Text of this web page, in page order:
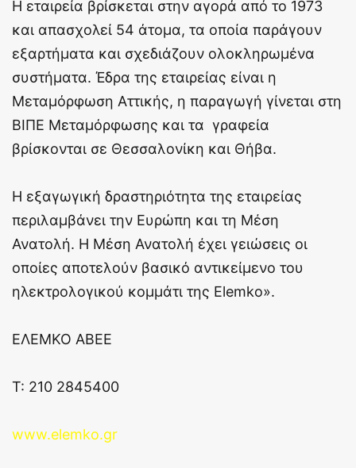
Η εταιρεία βρίσκεται στην αγορά από το 1973
και απασχολεί 54 άτομα, τα οποία παράγουν
εξαρτήματα και σχεδιάζουν ολοκληρωμένα
συστήματα. Έδρα της εταιρείας είναι η
Μεταμόρφωση Αττικής, η παραγωγή γίνεται στη
ΒΙΠΕ Μεταμόρφωσης και τα γραφεία
βρίσκονται σε Θεσσαλονίκη και Θήβα.
Η εξαγωγική δραστηριότητα της εταιρείας
περιλαμβάνει την Ευρώπη και τη Μέση
Ανατολή. Η Μέση Ανατολή έχει γειώσεις οι
οποίες αποτελούν βασικό αντικείμενο του
ηλεκτρολογικού κομμάτι της Elemko».
ΕΛΕΜΚΟ ΑΒΕΕ
Τ: 210 2845400
www.elemko.gr